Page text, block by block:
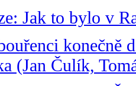
Jak to bylo v
konečně
(Jan Čulík,